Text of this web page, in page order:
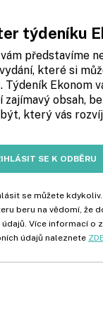
týdeníku
představíme
které si
Týdeník Ekonom
obsah,
který vás
SE K ODBĚRU
se můžete kdykoliv.
beru na vědomí, že
Více informací o
údajů naleznete